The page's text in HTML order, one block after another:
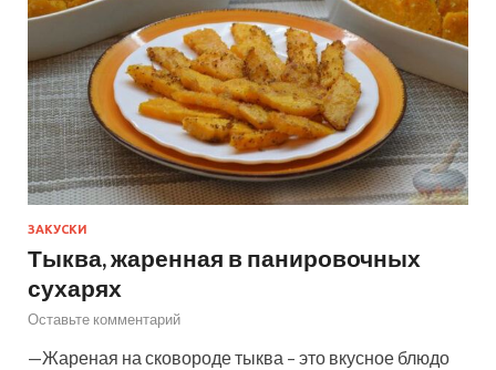
ЗАКУСКИ
Тыква, жаренная в панировочных
сухарях
Оставьте комментарий
—Жареная на сковороде тыква – это вкусное блюдо